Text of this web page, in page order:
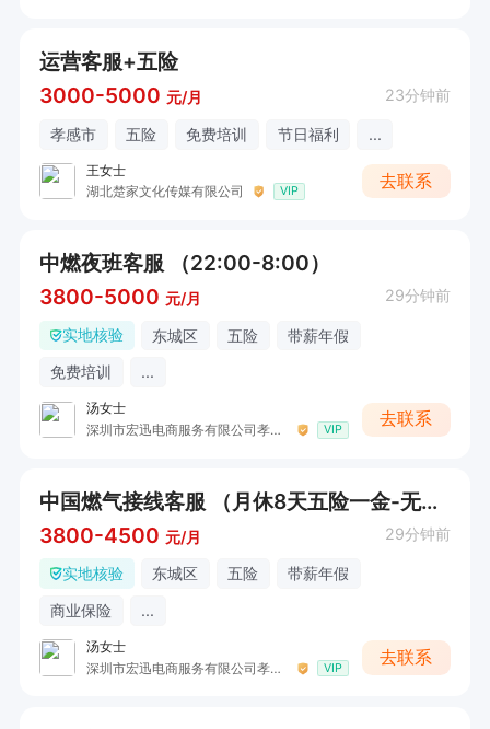
运营客服+五险
3000-5000 元/月 23分钟前
孝感市 五险 免费培训 节日福利 ...
王女士
湖北楚家文化传媒有限公司
VIP
去联系
中燃夜班客服 （22:00-8:00）
3800-5000 元/月 29分钟前
实地核验 东城区 五险
带薪年假
免费培训
...
汤女士
深圳市宏迅电商服务有限公司孝感分公司
VIP
去联系
中国燃气接线客服 （月休8天五险一金-无销售性质）
3800-4500 元/月 29分钟前
实地核验 东城区 五险
带薪年假
商业保险
...
汤女士
深圳市宏迅电商服务有限公司孝感分公司
VIP
去联系